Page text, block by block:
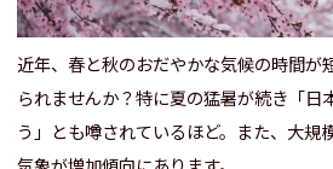
近年、春と秋のおだやかな気候の時間が
られませんか？特に夏の猛暑が続き「日
う」とも噂されているほど。また、大規